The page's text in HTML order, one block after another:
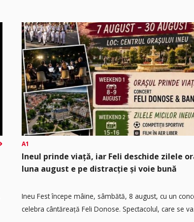
A1
Ineul prinde viață, iar Feli deschide zilele
luna august e pe distracție și voie bună
Ineu Fest începe mâine, sâmbătă, 8 august, cu un
celebra cântăreață Feli Donose. Spectacolul, care se